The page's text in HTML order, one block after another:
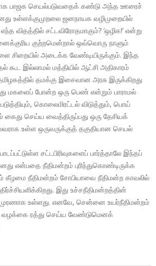
பாஜக செயல்படுவதைக் கண்டு அந்த ஊரைச்
உள்ளக்குமுறலை ஜனநாயக வழிமுறையில்
எந்த விதத்தில் சட்டவிரோதமாகும்? ‘ஒழிக!’ என்று
குற்றமென்றால் ஒவ்வொரு நாளும்
அடைக்க வேண்டியிருக்கும். இந்த
கூட இல்லாமல் மத்தியில் ஆட்சி அதிகாரம்
தமக்கு இசைவான அரசு இருக்கிறது
மகளைப் போன்ற ஒரு பெண் என்றும் பாராமல்
கொலைமிரட்டல் விடுத்தும், பொய்
கைது செய்ய வைத்திருப்பது ஒரு தேசியக்
உள்ள ஒருவருக்குத் தகுதியான செயல்
சட்டபிரிவுகளைப் பார்த்தாலே இந்தப்
என்பதை நீதிமன்றம் புரிந்துகொண்டிருக்க
கீழமை நீதிமன்றம் சோபியாவை நீதிமன்ற காவலில்
இது உச்சநீதிமன்றத்தின்
முரணாக உள்ளது. எனவே, சென்னை உயர்நீதிமன்றம்
வழக்கை ரத்து செய்ய வேண்டுமெனக்